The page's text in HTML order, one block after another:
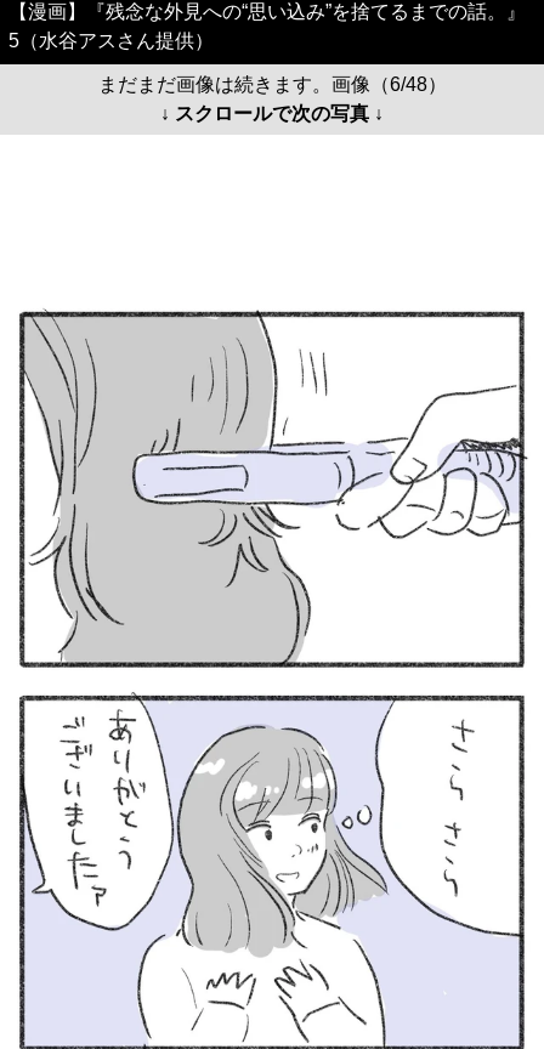
【漫画】『残念な外見への“思い込み”を捨てるまでの話。』
5（水谷アスさん提供）
まだまだ画像は続きます。画像（6/48）
↓ スクロールで次の写真 ↓